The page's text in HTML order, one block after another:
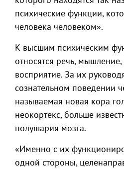
психические функции,
человека человеком».
К высшим психическим
относятся речь,
восприятие. За их
сознательном поведении
называемая новая кора
неокортекс, больше
полушария мозга.
«Именно с их
одной стороны,